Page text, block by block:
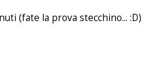
(fate la prova stecchino... :D)